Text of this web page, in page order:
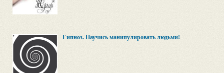
Гипноз. Научись манипулировать людьми!